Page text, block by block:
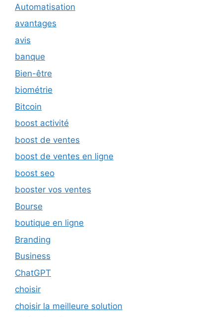
Automatisation
avantages
avis
banque
Bien-être
biométrie
Bitcoin
boost activité
boost de ventes
boost de ventes en ligne
boost seo
booster vos ventes
Bourse
boutique en ligne
Branding
Business
ChatGPT
choisir
choisir la meilleure solution